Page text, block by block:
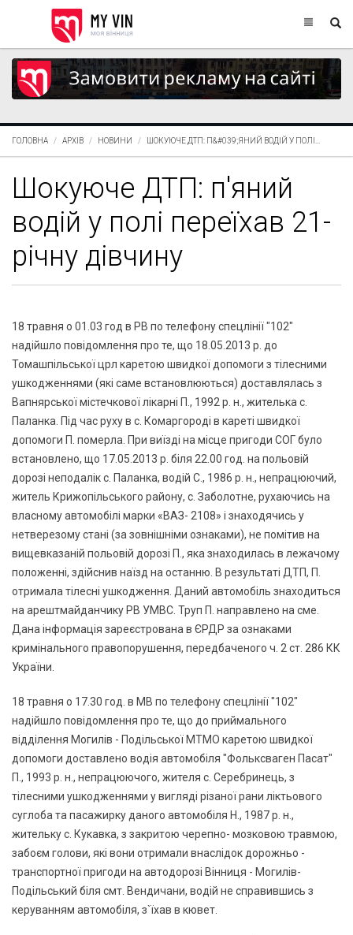
ГОЛОВНА АРХІВ НОВИНИ ШОКУЮЧЕ ДТП: П&#039;ЯНИЙ ВОДІЙ У ПОЛІ...
Шокуюче ДТП: п'яний
водій у полі переїхав 21-
річну дівчину
18 травня о 01.03 год в РВ по телефону спецлінії "102"
надійшло повідомлення про те, що 18.05.2013 р. до
Томашпільської црл каретою швидкої допомоги з тілесними
ушкодженнями (які саме встановлюються) доставлялась з
Вапнярської містечкової лікарні П., 1992 р. н., жителька с.
Паланка. Під час руху в с. Комаргороді в кареті швидкої
допомоги П. померла. При виїзді на місце пригоди СОГ було
встановлено, що 17.05.2013 р. біля 22.00 год. на польовій
дорозі неподалік с. Паланка, водій С., 1986 р. н., непрацюючий,
житель Крижопільського району, с. Заболотне, рухаючись на
власному автомобілі марки «ВАЗ- 2108» і знаходячись у
нетверезому стані (за зовнішніми ознаками), не помітив на
вищевказаній польовій дорозі П., яка знаходилась в лежачому
положенні, здійснив наїзд на останню. В результаті ДТП, П.
отримала тілесні ушкодження. Даний автомобіль знаходиться
на арештмайданчику РВ УМВС. Труп П. направлено на сме.
Дана інформація зареєстрована в ЄРДР за ознаками
кримінального правопорушення, передбаченого ч. 2 ст. 286 КК
України.
18 травня о 17.30 год. в МВ по телефону спецлінії "102"
надiйшло повідомлення про те, що до приймального
відділення Могилів - Подільської МТМО каретою швидкої
допомоги доставлено водія автомобіля "Фольксваген Пасат"
П., 1993 р. н., непрацюючого, жителя с. Серебринець, з
тілесними ушкодженнями у вигляді різаної рани ліктьового
суглоба та пасажирку даного автомобіля Н., 1987 р. н.,
жительку с. Кукавка, з закритою черепно- мозковою травмою,
забоєм голови, які вони отримали внаслідок дорожньо -
транспортної пригоди на автодорозі Вінниця - Могилів-
Подільський біля смт. Вендичани, водій не справившись з
керуванням автомобіля, з`їхав в кювет.